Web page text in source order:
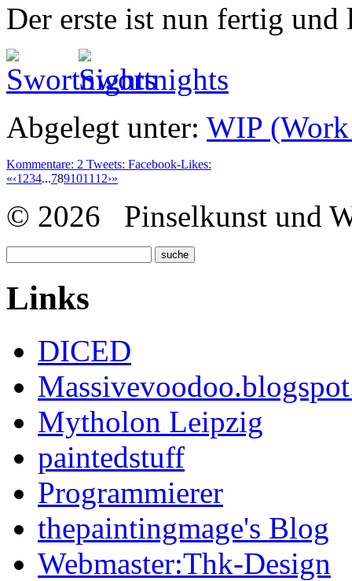
Der erste ist nun fertig und
Abgelegt unter: WIP
Kommentare: 2 Tweets: Facebook-Likes:
«‹1 234...7891011 12›»
© 2026 Pinselkunst und
Links
DICED
Mytholon Leipzig
paintedstuff
Programmierer
thepaintingmage's Blog
Webmaster:Thk-Design